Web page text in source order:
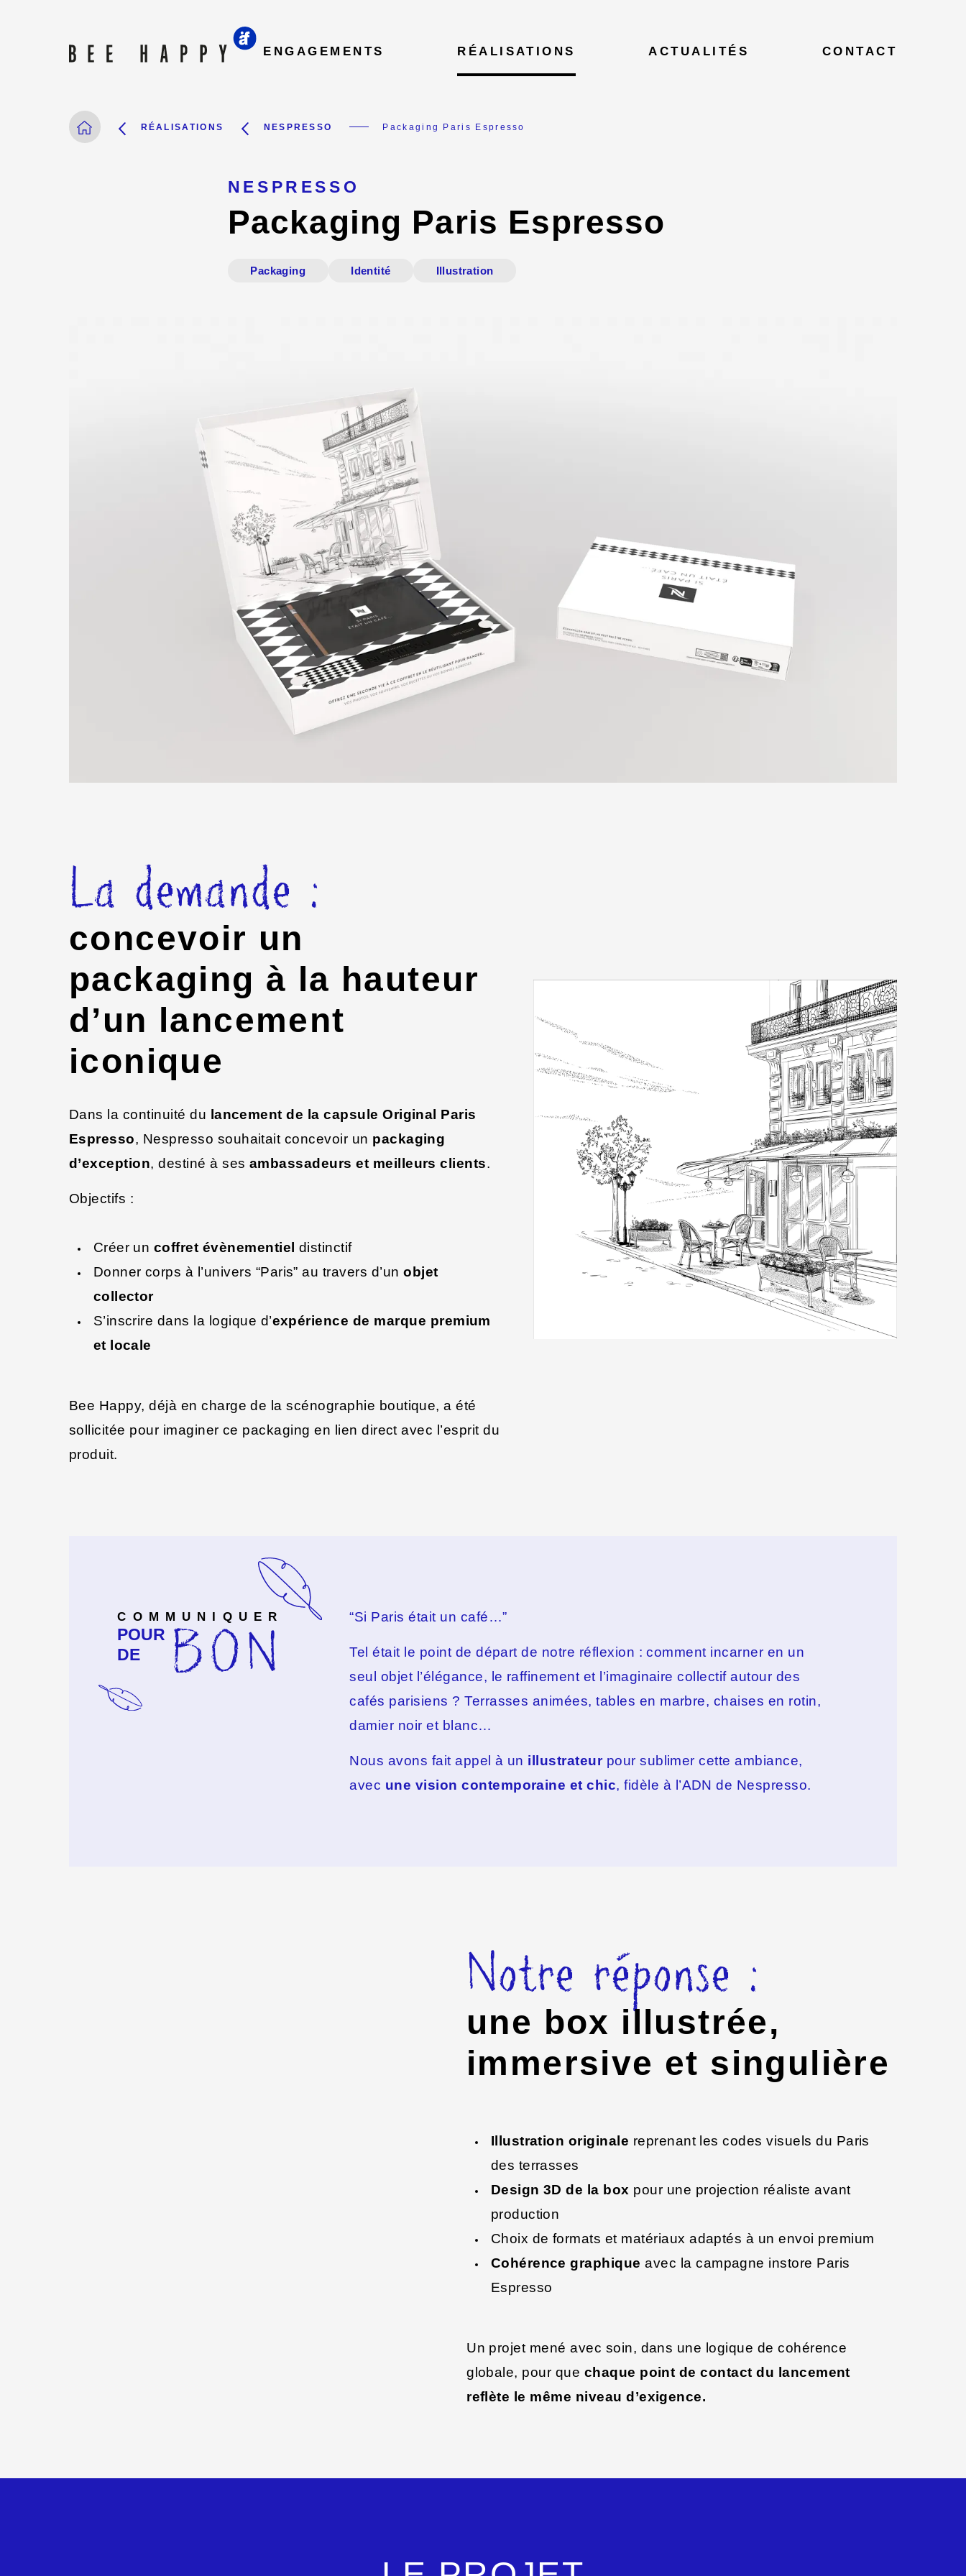
ENGAGEMENTS RÉALISATIONS ACTUALITÉS CONTACT
RÉALISATIONS NESPRESSO Packaging Paris Espresso
NESPRESSO
Packaging Paris Espresso
Packaging Identité Illustration
La demande :
concevoir un
packaging à la hauteur
d’un lancement
iconique
Dans la continuité du lancement de la capsule Original Paris
Espresso, Nespresso souhaitait concevoir un packaging
d’exception, destiné à ses ambassadeurs et meilleurs clients.
Objectifs :
Créer un coffret évènementiel distinctif
Donner corps à l’univers “Paris” au travers d’unobjet
collector
S’inscrire dans la logique d’expérience de marque premium
et locale
Bee Happy, déjà en charge de la scénographie boutique, a été
sollicitée pour imaginer ce packaging en lien direct avec l’esprit du
produit.
COMMUNIQUER
POUR
DE
BON
“Si Paris était un café…”
Tel était le point de départ de notre réflexion : comment incarner en un
seul objet l’élégance, le raffinement et l’imaginaire collectif autour des
cafés parisiens ? Terrasses animées, tables en marbre, chaises en rotin,
damier noir et blanc…
Nous avons fait appel à un illustrateurpour sublimer cette ambiance,
avec une vision contemporaine et chic, fidèle à l’ADN de Nespresso.
Notre réponse :
une box illustrée,
immersive et singulière
Illustration originale reprenant les codes visuels du Paris
des terrasses
Design 3D de la box pour une projection réaliste avant
production
Choix de formats et matériaux adaptés à un envoi premium
Cohérence graphique avec la campagne instore Paris
Espresso
Un projet mené avec soin, dans une logique de cohérence
globale, pour que chaque point de contact du lancement
reflète le même niveau d’exigence.